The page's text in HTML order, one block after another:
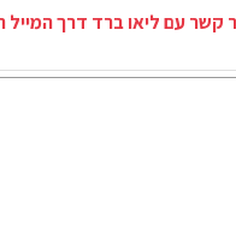
קשר עם ליאו ברד דרך